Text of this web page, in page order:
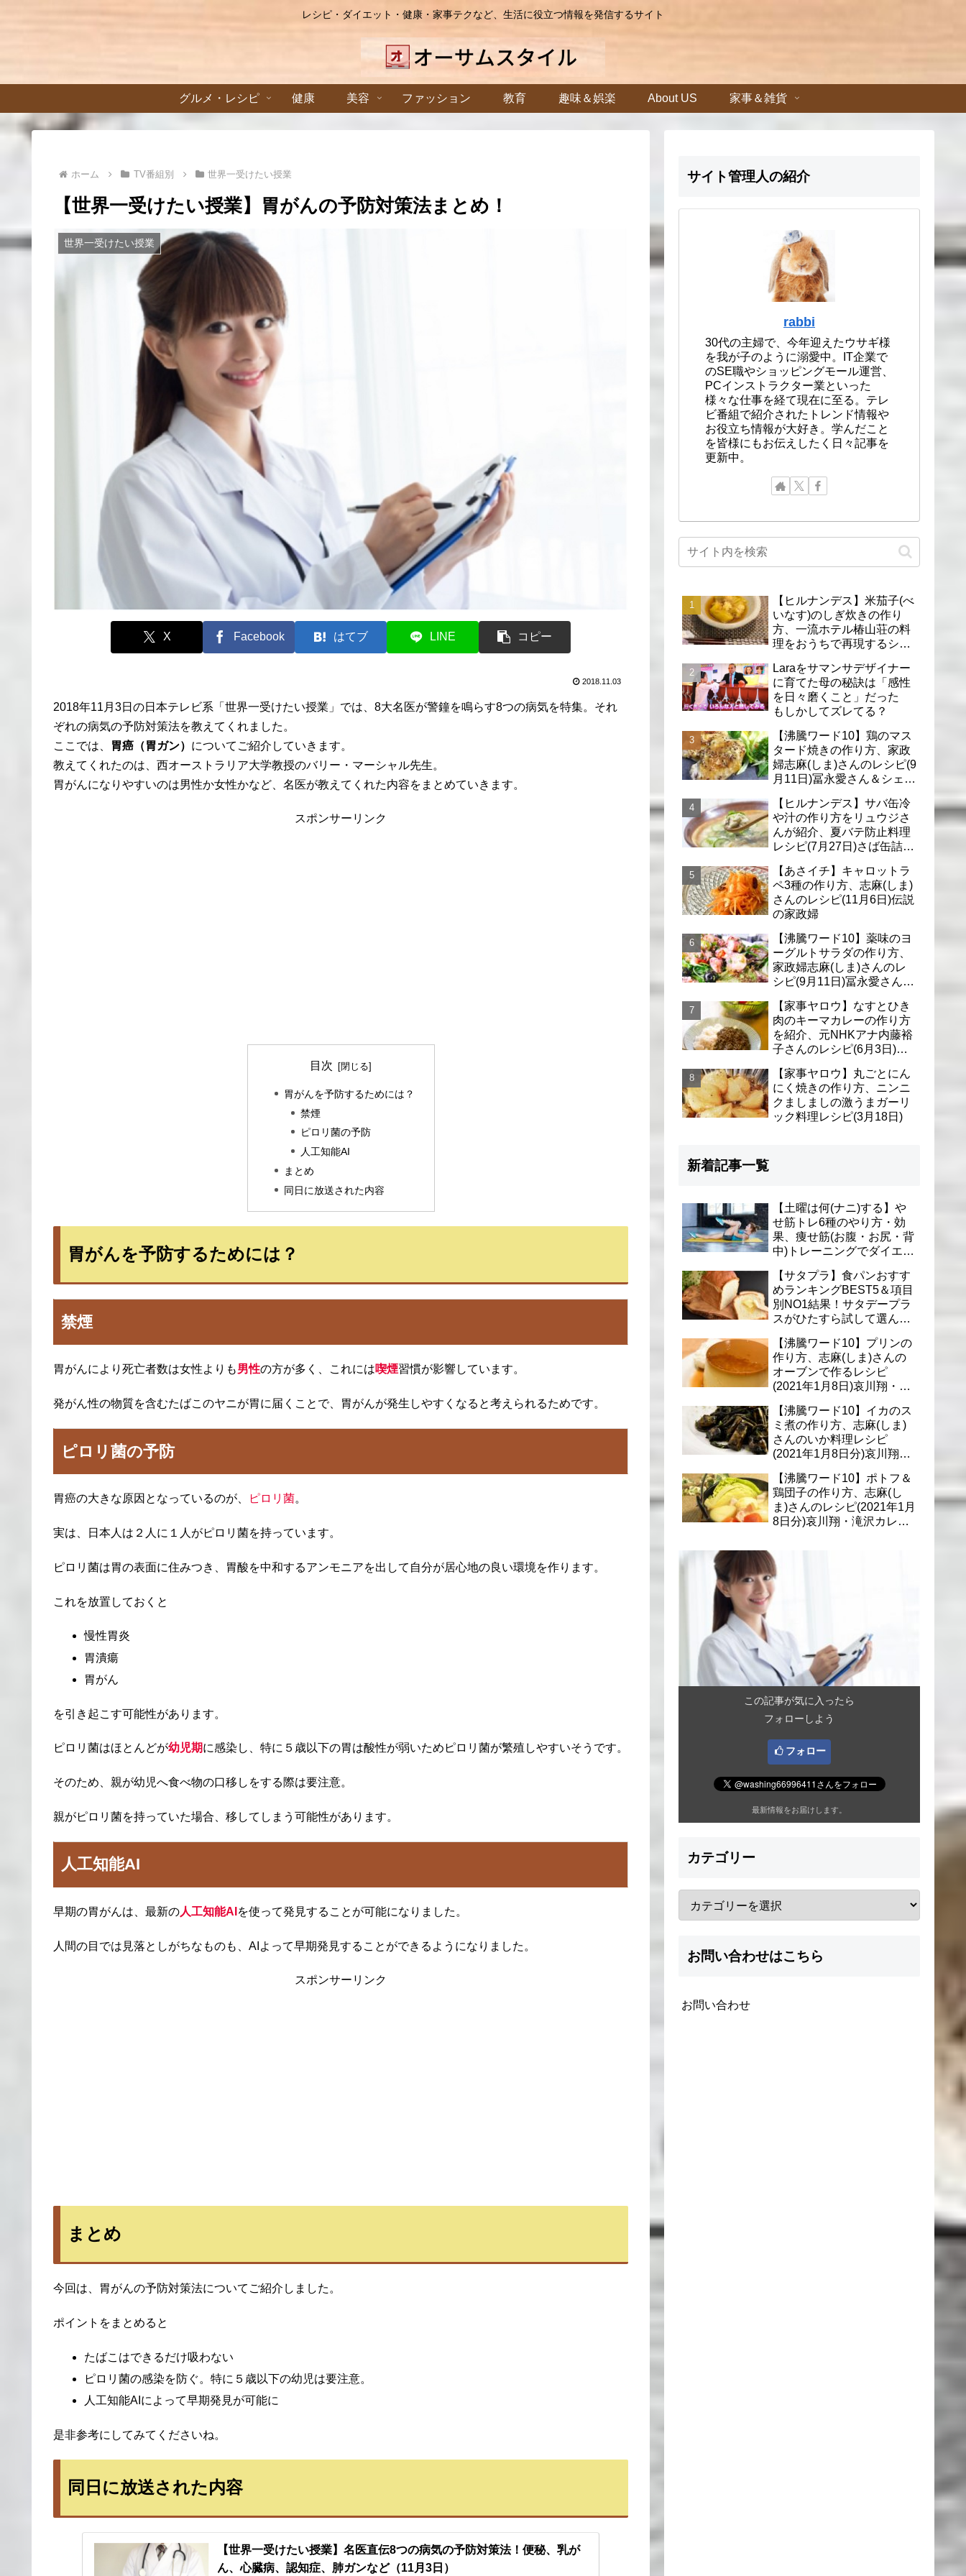
レシピ・ダイエット・健康・家事テクなど、生活に役立つ情報を発信するサイト
グルメ・レシピ 健康 美容 ファッション 教育 趣味＆娯楽 About US 家事＆雑貨
ホーム TV番組別 世界一受けたい授業
【世界一受けたい授業】胃がんの予防対策法まとめ！
世界一受けたい授業
X Facebook はてブ LINE コピー
2018.11.03
2018年11月3日の日本テレビ系「世界一受けたい授業」では、8大名医が警鐘を鳴らす8つの病気を特集。それ
ぞれの病気の予防対策法を教えてくれました。
ここでは、
胃癌（胃ガン） についてご紹介していきます。
教えてくれたのは、西オーストラリア大学教授のバリー・マーシャル先生。
胃がんになりやすいのは男性か女性かなど、名医が教えてくれた内容をまとめていきます。
スポンサーリンク
目次
胃がんを予防するためには？
禁煙
ピロリ菌の予防
人工知能AI
まとめ
同日に放送された内容
胃がんを予防するためには？
禁煙
胃がんにより死亡者数は女性よりも男性の方が多く、これには喫煙習慣が影響しています。
発がん性の物質を含むたばこのヤニが胃に届くことで、胃がんが発生しやすくなると考えられるためです。
ピロリ菌の予防
胃癌の大きな原因となっているのが、 ピロリ菌。
実は、日本人は２人に１人がピロリ菌を持っています。
ピロリ菌は胃の表面に住みつき、胃酸を中和するアンモニアを出して自分が居心地の良い環境を作ります。
これを放置しておくと
慢性胃炎
胃潰瘍
胃がん
を引き起こす可能性があります。
ピロリ菌はほとんどが幼児期に感染し、特に５歳以下の胃は酸性が弱いためピロリ菌が繁殖しやすいそうです。
そのため、親が幼児へ食べ物の口移しをする際は要注意。
親がピロリ菌を持っていた場合、移してしまう可能性があります。
人工知能AI
早期の胃がんは、最新の人工知能AI を使って発見することが可能になりました。
人間の目では見落としがちなものも、AIよって早期発見することができるようになりました。
スポンサーリンク
まとめ
今回は、胃がんの予防対策法についてご紹介しました。
ポイントをまとめると
たばこはできるだけ吸わない
ピロリ菌の感染を防ぐ。特に５歳以下の幼児は要注意。
人工知能AIによって早期発見が可能に
是非参考にしてみてくださいね。
同日に放送された内容
【世界一受けたい授業】名医直伝8つの病気の予防対策法！便秘、乳が
ん、心臓病、認知症、肺ガンなど（11月3日）
サイト管理人の紹介
rabbi
30代の主婦で、今年迎えたウサギ様
を我が子のように溺愛中。IT企業で
のSE職やショッピングモール運営、
PCインストラクター業といった
様々な仕事を経て現在に至る。テレ
ビ番組で紹介されたトレンド情報や
お役立ち情報が大好き。学んだこと
を皆様にもお伝えしたく日々記事を
更新中。
【ヒルナンデス】米茄子(べ
いなす)のしぎ炊きの作り
方、一流ホテル椿山荘の料
理をおうちで再現するシェ
Laraをサマンサデザイナー
に育てた母の秘訣は「感性
を日々磨くこと」だった
もしかしてズレてる？
【沸騰ワード10】鶏のマス
タード焼きの作り方、家政
婦志麻(しま)さんのレシピ(9
月11日)冨永愛さん＆シェリ
【ヒルナンデス】サバ缶冷
や汁の作り方をリュウジさ
んが紹介、夏バテ防止料理
レシピ(7月27日)さば缶詰で
【あさイチ】キャロットラ
ペ3種の作り方、志麻(しま)
さんのレシピ(11月6日)伝説
の家政婦
【沸騰ワード10】薬味のヨ
ーグルトサラダの作り方、
家政婦志麻(しま)さんのレ
シピ(9月11日)冨永愛さん＆
【家事ヤロウ】なすとひき
肉のキーマカレーの作り方
を紹介、元NHKアナ内藤裕
子さんのレシピ(6月3日)リ
【家事ヤロウ】丸ごとにん
にく焼きの作り方、ニンニ
クましましの激うまガーリ
ック料理レシピ(3月18日)
新着記事一覧
【土曜は何(ナニ)する】や
せ筋トレ6種のやり方・効
果、痩せ筋(お腹・お尻・背
中)トレーニングでダイエッ
【サタプラ】食パンおすす
めランキングBEST5＆項目
別NO1結果！サタデープラ
スがひたすら試して選んだ
【沸騰ワード10】プリンの
作り方、志麻(しま)さんの
オーブンで作るレシピ
(2021年1月8日)哀川翔・滝
理
【沸騰ワード10】イカのス
ミ煮の作り方、志麻(しま)
さんのいか料理レシピ
(2021年1月8日分)哀川翔・
【沸騰ワード10】ポトフ＆
鶏団子の作り方、志麻(し
ま)さんのレシピ(2021年1月
8日分)哀川翔・滝沢カレ
この記事が気に入ったら
フォローしよう
フォロー
最新情報をお届けします。
カテゴリー
お問い合わせはこちら
お問い合わせ